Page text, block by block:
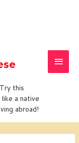
this
a native
abroad!